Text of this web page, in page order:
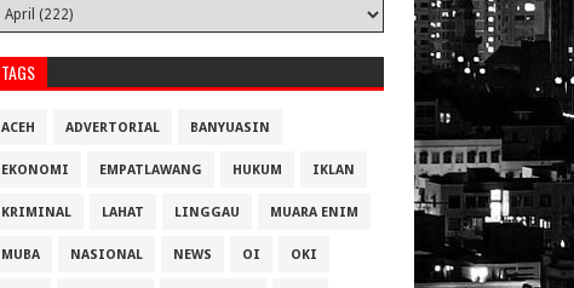
TAGS
ACEH ADVERTORIAL BANYUASIN
EKONOMI EMPATLAWANG HUKUM IKLAN
KRIMINAL LAHAT LINGGAU MUARA ENIM
MUBA NASIONAL NEWS OI OKI